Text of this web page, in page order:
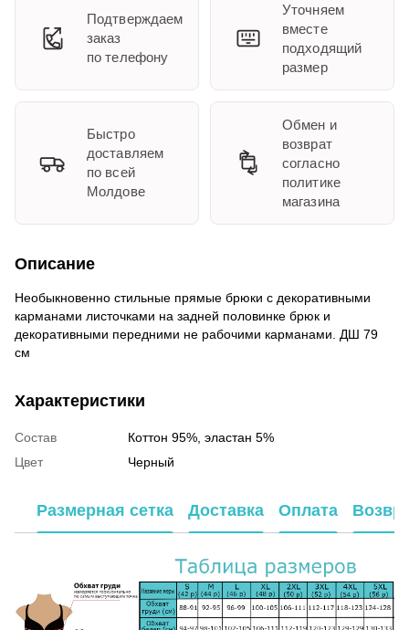
Подтверждаем
заказ
по телефону
Уточняем
вместе
подходящий
размер
Быстро
доставляем
по всей
Молдове
Обмен и
возврат
согласно
политике
магазина
Описание
Необыкновенно стильные прямые брюки с декоративными
карманами листочками на задней половинке брюк и
декоративными передними не рабочими карманами. ДШ 79
см
Характеристики
Состав
Коттон 95%, эластан 5%
Цвет
Черный
Размерная сетка Доставка Оплата